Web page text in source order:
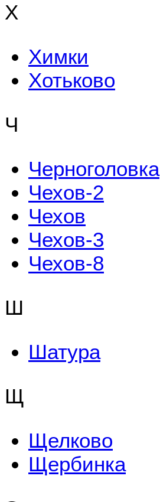
Х
Химки
Хотьково
Ч
Черноголовка
Чехов-2
Чехов
Чехов-3
Чехов-8
Ш
Шатура
Щ
Щелково
Щербинка